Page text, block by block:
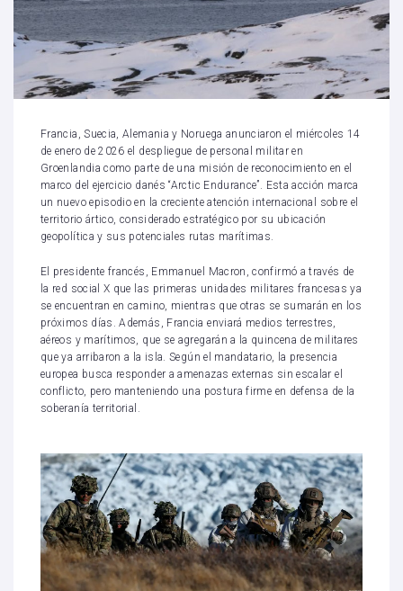
Francia, Suecia, Alemania y Noruega anunciaron el miércoles 14
de enero de 2026 el despliegue de personal militar en
Groenlandia como parte de una misión de reconocimiento en el
marco del ejercicio danés “Arctic Endurance”. Esta acción marca
un nuevo episodio en la creciente atención internacional sobre el
territorio ártico, considerado estratégico por su ubicación
geopolítica y sus potenciales rutas marítimas.
El presidente francés, Emmanuel Macron, confirmó a través de
la red social X que las primeras unidades militares francesas ya
se encuentran en camino, mientras que otras se sumarán en los
próximos días. Además, Francia enviará medios terrestres,
aéreos y marítimos, que se agregarán a la quincena de militares
que ya arribaron a la isla. Según el mandatario, la presencia
europea busca responder a amenazas externas sin escalar el
conflicto, pero manteniendo una postura firme en defensa de la
soberanía territorial.